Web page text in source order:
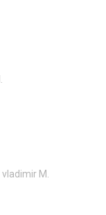
vladimir M.